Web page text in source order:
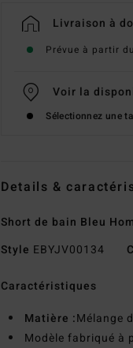
Livraison à
Prévue à partir du
Voir la
Sélectionnez une
Details &
Short de bain Bleu
Style EBYJV00134
Caractéristiques
Matière :Mélange
Modèle fabriqué à